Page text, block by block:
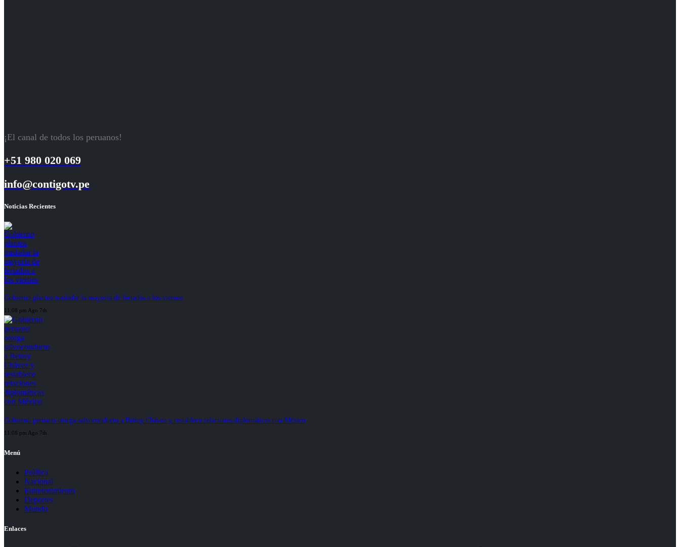
¡El canal de todos los peruanos!
+51 980 020 069
info@contigotv.pe
Noticias Recientes
Gobierno plantea trasladar la mayoría de feriados a los viernes
11:08 pm Ago 7th
Gobierno peruano otorga salvoconducto a Betssy Chávez y restablece relaciones diplomáticas con México
11:08 pm Ago 7th
Menú
Política
Nacional
Entretenimiento
Deportes
Mundo
Enlaces